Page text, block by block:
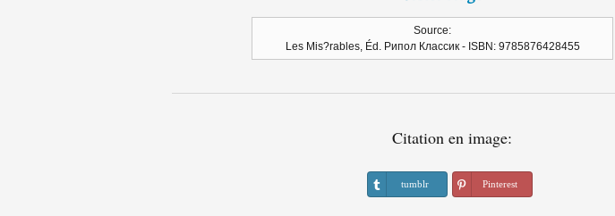
Source:
Les Mis?rables, Éd. Рипол Классик - ISBN: 9785876428455
Citation en image:
tumblr Pinterest